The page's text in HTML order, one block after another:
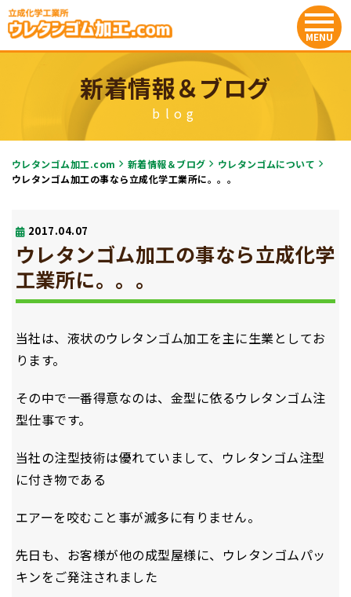
新着情報＆ブログ
blog
ウレタンゴム加工.com 新着情報＆ブログ
ウレタンゴムについて
ウレタンゴム加工の事なら立成化学工業所に。。。
2017.04.07
ウレタンゴム加工の事なら立成化学
工業所に。。。
当社は、液状のウレタンゴム加工を主に生業としてお
ります。
その中で一番得意なのは、金型に依るウレタンゴム注
型仕事です。
当社の注型技術は優れていまして、ウレタンゴム注型
に付き物である
エアーを咬むこと事が滅多に有りません。
先日も、お客様が他の成型屋様に、ウレタンゴムパッ
キンをご発注されました